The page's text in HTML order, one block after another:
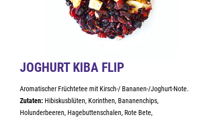
JOGHURT KIBA FLIP
Aromatischer Früchtetee mit Kirsch-/ Bananen-/Joghurt-Note.
Zutaten: Hibiskusblüten, Korinthen, Bananenchips,
Holunderbeeren, Hagebuttenschalen, Rote Bete,